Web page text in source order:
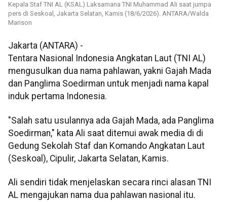
Kepala Staf TNI AL (KSAL) Laksamana TNI Muhammad Ali saat jumpa
pers di Seskoal, Jakarta Selatan, Kamis (18/6/2026). ANTARA/Walda
Marison
Jakarta (ANTARA) -
Tentara Nasional Indonesia Angkatan Laut (TNI AL)
mengusulkan dua nama pahlawan, yakni Gajah Mada
dan Panglima Soedirman untuk menjadi nama kapal
induk pertama Indonesia.
"Salah satu usulannya ada Gajah Mada, ada Panglima
Soedirman," kata Ali saat ditemui awak media di di
Gedung Sekolah Staf dan Komando Angkatan Laut
(Seskoal), Cipulir, Jakarta Selatan, Kamis.
Ali sendiri tidak menjelaskan secara rinci alasan TNI
AL mengajukan nama dua pahlawan nasional itu.